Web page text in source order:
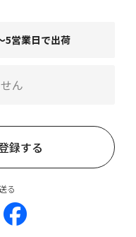
5営業日で出荷
録する
ん
る